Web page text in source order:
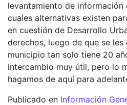
levantamiento de información
cuales alternativas existen
en cuestión de Desarrollo
derechos, luego de que se
municipio tan solo tiene 20
intercambio muy útil, pero lo
hagamos de aquí para
Publicado en Información